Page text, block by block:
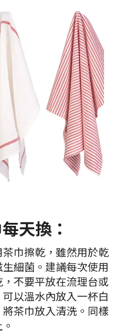
天換：
巾擦乾，雖然用於乾
細菌。建議每次使用
不要平放在流理台或
以溫水內放入一杯白
茶巾放入清洗。同樣